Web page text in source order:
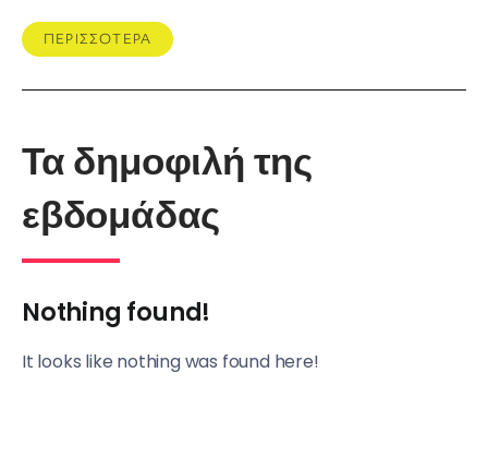
ΠΕΡΙΣΣΟΤΕΡΑ
Τα δημοφιλή της
εβδομάδας
Nothing found!
It looks like nothing was found here!